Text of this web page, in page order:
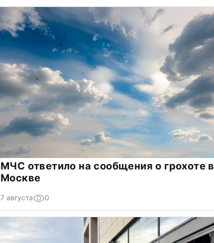
МЧС ответило на сообщения о грохоте в
Москве
7 августа 0